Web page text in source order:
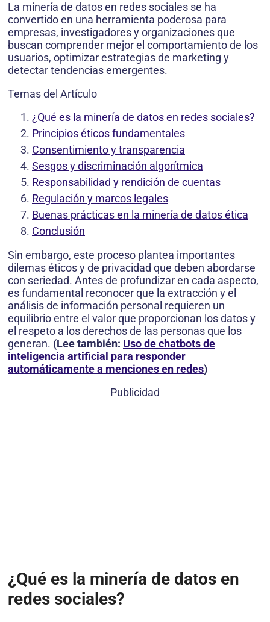
La minería de datos en redes sociales se ha
convertido en una herramienta poderosa para
empresas, investigadores y organizaciones que
buscan comprender mejor el comportamiento de los
usuarios, optimizar estrategias de marketing y
detectar tendencias emergentes.
Temas del Artículo
¿Qué es la minería de datos en redes sociales?
Principios éticos fundamentales
Consentimiento y transparencia
Sesgos y discriminación algorítmica
Responsabilidad y rendición de cuentas
Regulación y marcos legales
Buenas prácticas en la minería de datos ética
Conclusión
Sin embargo, este proceso plantea importantes
dilemas éticos y de privacidad que deben abordarse
con seriedad. Antes de profundizar en cada aspecto,
es fundamental reconocer que la extracción y el
análisis de información personal requieren un
equilibrio entre el valor que proporcionan los datos y
el respeto a los derechos de las personas que los
generan. (Lee también: Uso de chatbots de
inteligencia artificial para responder
automáticamente a menciones en redes)
Publicidad
¿Qué es la minería de datos en
redes sociales?